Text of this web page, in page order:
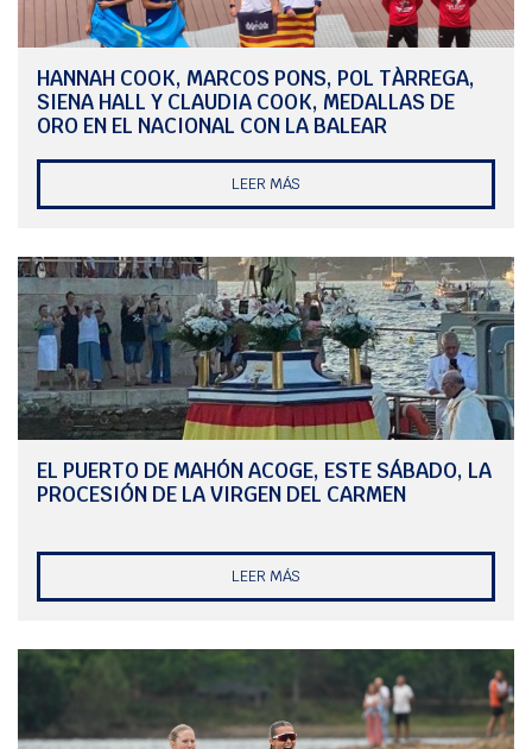
HANNAH COOK, MARCOS PONS, POL TÀRREGA,
SIENA HALL Y CLAUDIA COOK, MEDALLAS DE
ORO EN EL NACIONAL CON LA BALEAR
LEER MÁS
EL PUERTO DE MAHÓN ACOGE, ESTE SÁBADO, LA
PROCESIÓN DE LA VIRGEN DEL CARMEN
LEER MÁS